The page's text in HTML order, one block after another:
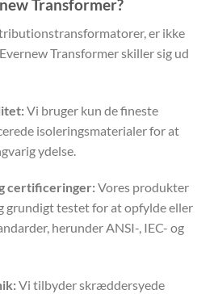
Transformer?
er ikke
Transformer skiller sig ud
Vi bruger kun de fineste
isoleringsmaterialer for at
ydelse.
certificeringer:Vores produkter
grundigt testet for at opfylde eller
herunder ANSI-, IEC- og
Vi tilbyder skræddersyede